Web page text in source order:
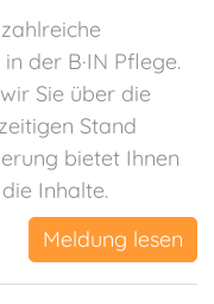
der B·IN Pflege.
Sie über die
Stand
bietet Ihnen
Inhalte.
Meldung lesen